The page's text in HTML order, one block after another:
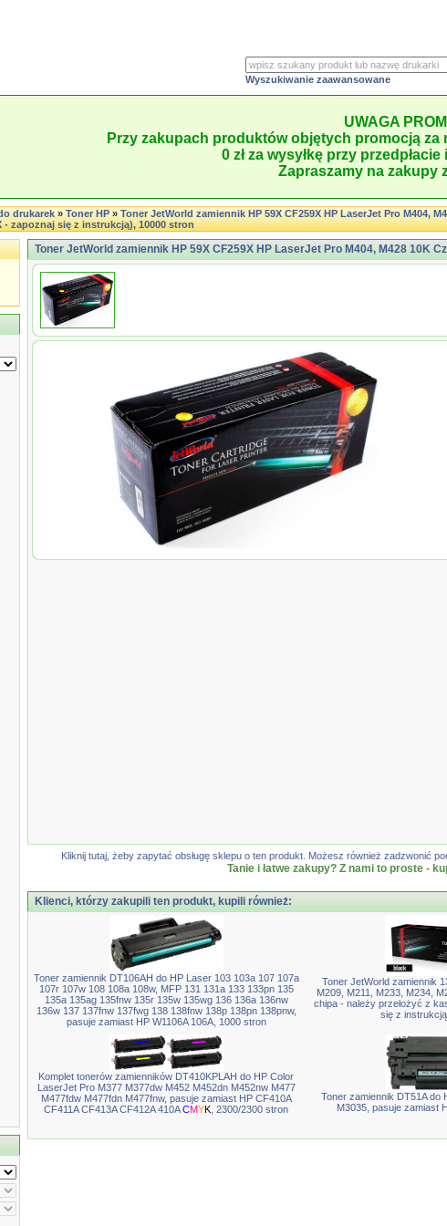
Wyszukiwanie zaawansowane
UWAGA
Przy zakupach produktów objętych promocją za
0 zł za wysyłkę przy
Zapraszamy na zakupy
drukarek»Toner HP»Toner JetWorld zamiennik HP 59X CF259X HP LaserJet Pro M404,
- zapoznaj się z instrukcją), 10000 stron
Toner JetWorld zamiennik HP 59X CF259X HP LaserJet Pro M404, M428 10K
Toner JetWorld zamiennik HP 59X CF259X HP
Kliknij tutaj, żeby zapytać obsługę sklepu o ten produkt. Możesz również zadzwonić
Tanie i łatwe zakupy? Z nami to proste -
Klienci, którzy zakupili ten produkt, kupili również:
Toner zamiennik DT106AH do HP Laser 103 103a 107 107a
107r 107w 108 108a 108w, MFP 131 131a 133 133pn 135
135a 135ag 135fnw 135r 135w 135wg 136 136a 136nw
136w 137 137fnw 137fwg 138 138fnw 138p 138pn 138pnw,
pasuje zamiast HP W1106A 106A, 1000 stron
Toner JetWorld zamiennik
M209, M211, M233, M234,
chipa - należy przełożyć z
się z
Komplet tonerów zamienników DT410KPLAH do HP Color
LaserJet Pro M377 M377dw M452 M452dn M452nw M477
M477fdw M477fdn M477fnw, pasuje zamiast HP CF410A
CF411A CF413A CF412A 410ACMYK , 2300/2300 stron
Toner zamiennik DT51A do
M3035, pasuje zamiast